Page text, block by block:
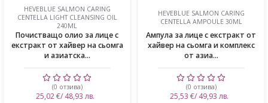
HEVEBLUE SALMON CARING
CENTELLA LIGHT CLEANSING OIL
240ML
Почистващо олио за лице с
екстракт от хайвер на сьомга
и азиатска...
(0 отзива)
25,02 €/ 48,93 лв.
HEVEBLUE SALMON CARING
CENTELLA AMPOULE 30ML
Ампула за лице с екстракт от
хайвер на сьомга и комплекс
от азиа...
(0 отзива)
25,53 €/ 49,93 лв.